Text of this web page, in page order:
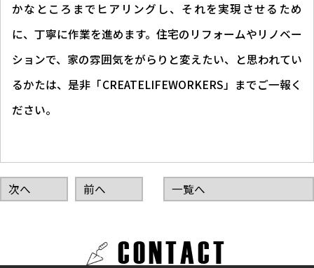
かなところまでヒアリングし、それを実現させるため
に、丁寧に作業を進めます。住宅のリフォームやリノベー
ションで、家の雰囲気をがらりと変えたい、と思われてい
るかたは、是非「CREATELIFEWORKERS」までご一報く
ださい。
次へ 前へ 一覧へ
CONTACT